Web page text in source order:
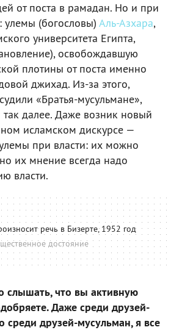
от поста в рамадан. Но и при
улемы (богословы) Аль-Азхара,
университета Египта,
освобождавшую
плотины от поста именно
джихад. Из-за этого,
«Братья-мусульмане»,
далее. Даже возник новый
исламском дискурсе —
при власти: их можно
их мнение всегда надо
власти.
речь в Бизерте, 1952 год
достояние
слышать, что вы активную
Даже среди друзей-
среди друзей-мусульман, я все